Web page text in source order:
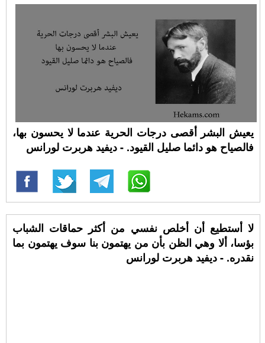
يعيش البشر أقصى درجات الحرية عندما لا يحسون بها،
فالصياح هو دائما صليل القيود. - ديفيد هربرت لورانس
لا أستطيع أن أخلص نفسي من أكثر حماقات الشباب
بؤسا، ألا وهي الظن بأن من يهتمون بنا سوف يهتمون بما
نقدره. - ديفيد هربرت لورانس